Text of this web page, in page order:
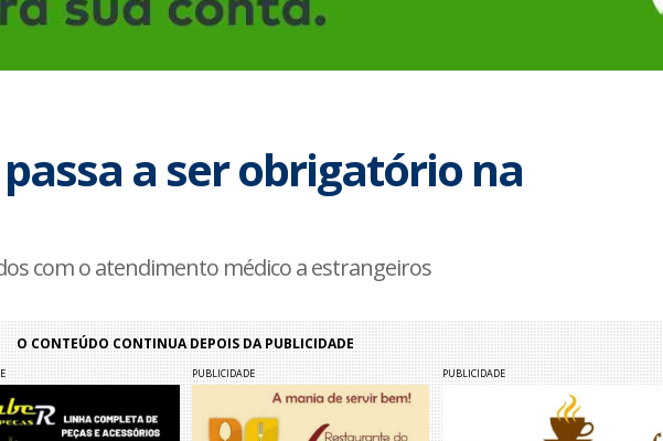
a ser obrigatório na
com o atendimento médico a estrangeiros
O CONTEÚDO CONTINUA DEPOIS DA PUBLICIDADE
PUBLICIDADE PUBLICIDADE